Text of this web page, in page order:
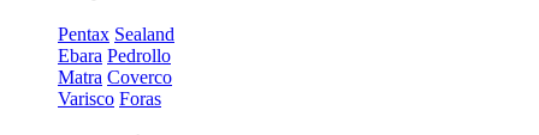
Pentax Sealand
Ebara Pedrollo
Matra Coverco
Varisco Foras